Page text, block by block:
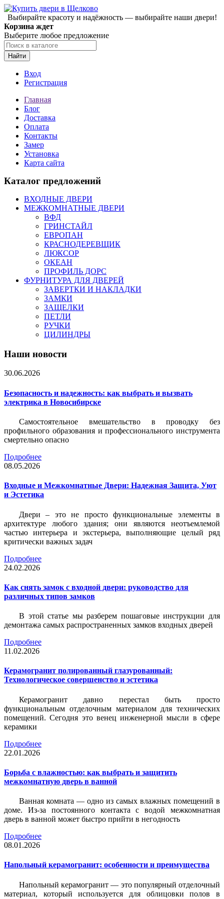
Выбирайте красоту и надёжность — выбирайте наши двери!
Корзина ждет
Выберите любое предложение
Найти
Вход
Регистрация
Главная
Блог
Доставка
Оплата
Контакты
Замер
Установка
Карта сайта
Каталог предложений
ВХОДНЫЕ ДВЕРИ
МЕЖКОМНАТНЫЕ ДВЕРИ
ВФД
ГРИНСТАЙЛ
ЕВРОПАН
КРАСНОДЕРЕВЩИК
ЛЮКСОР
ОКЕАН
ПРОФИЛЬ ДОРС
ФУРНИТУРА ДЛЯ ДВЕРЕЙ
ЗАВЕРТКИ И НАКЛАДКИ
ЗАМКИ
ЗАЩЕЛКИ
ПЕТЛИ
РУЧКИ
ЦИЛИНДРЫ
Наши новости
30.06.2026
Безопасность и надежность: как выбрать и вызвать
электрика в Новосибирске
Самостоятельное вмешательство в проводку без
профильного образования и профессионального инструмента
смертельно опасно
Подробнее
08.05.2026
Входные и Межкомнатные Двери: Надежная Защита, Уют
и Эстетика
Двери – это не просто функциональные элементы в
архитектуре любого здания; они являются неотъемлемой
частью интерьера и экстерьера, выполняющие целый ряд
критически важных задач
Подробнее
24.02.2026
Как снять замок с входной двери: руководство для
различных типов замков
В этой статье мы разберем пошаговые инструкции для
демонтажа самых распространенных замков входных дверей
Подробнее
11.02.2026
Керамогранит полированный глазурованный:
Технологическое совершенство и эстетика
Керамогранит давно перестал быть просто
функциональным отделочным материалом для технических
помещений. Сегодня это венец инженерной мысли в сфере
керамики
Подробнее
22.01.2026
Борьба с влажностью: как выбрать и защитить
межкомнатную дверь в ванной
Ванная комната — одно из самых влажных помещений в
доме. Из-за постоянного контакта с водой межкомнатная
дверь в ванной может быстро прийти в негодность
Подробнее
08.01.2026
Напольный керамогранит: особенности и преимущества
Напольный керамогранит — это популярный отделочный
материал, который используется для облицовки полов в